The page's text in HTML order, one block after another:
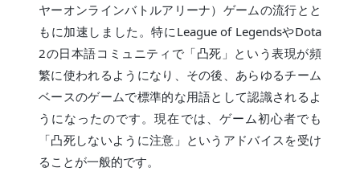
ヤーオンラインバトルアリーナ）ゲームの流行とと
もに加速しました。特にLeague of LegendsやDota
2の日本語コミュニティで「凸死」という表現が頻
繁に使われるようになり、その後、あらゆるチーム
ベースのゲームで標準的な用語として認識されるよ
うになったのです。現在では、ゲーム初心者でも
「凸死しないように注意」というアドバイスを受け
ることが一般的です。